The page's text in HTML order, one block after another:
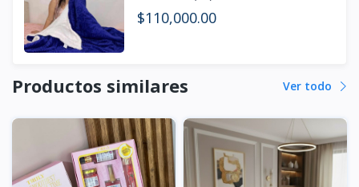
$110,000.00
Productos similares Ver todo